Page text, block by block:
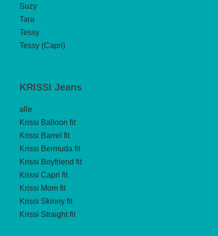
Suzy
Tara
Tessy
Tessy (Capri)
KRISSI Jeans
alle
Krissi Balloon fit
Krissi Barrel fit
Krissi Bermuda fit
Krissi Boyfriend fit
Krissi Capri fit
Krissi Mom fit
Krissi Skinny fit
Krissi Straight fit